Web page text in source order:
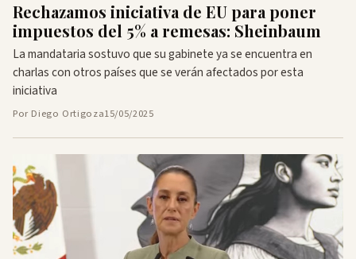
Rechazamos iniciativa de EU para poner
impuestos del 5% a remesas: Sheinbaum
La mandataria sostuvo que su gabinete ya se encuentra en
charlas con otros países que se verán afectados por esta
iniciativa
Por Diego Ortigoza15/05/2025